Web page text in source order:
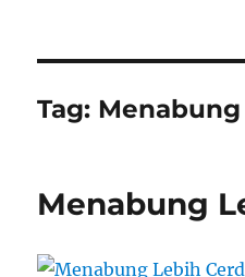
Tag:
Menabung